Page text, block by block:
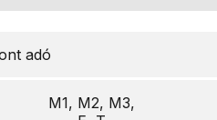
adó
M1, M2, M3,